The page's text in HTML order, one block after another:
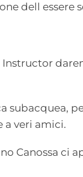
dell essere
Instructor
subacquea,
a veri amici.
Canossa ci